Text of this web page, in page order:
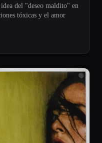
del "deseo maldito" en
tóxicas y el amor